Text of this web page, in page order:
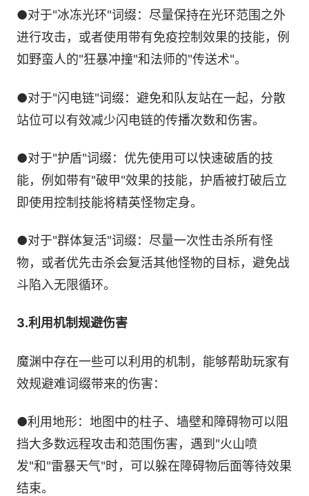
●对于"冰冻光环"词缀：尽量保持在光环范围之外
进行攻击，或者使用带有免疫控制效果的技能，例
如野蛮人的"狂暴冲撞"和法师的"传送术"。
●对于"闪电链"词缀：避免和队友站在一起，分散
站位可以有效减少闪电链的传播次数和伤害。
●对于"护盾"词缀：优先使用可以快速破盾的技
能，例如带有"破甲"效果的技能，护盾被打破后立
即使用控制技能将精英怪物定身。
●对于"群体复活"词缀：尽量一次性击杀所有怪
物，或者优先击杀会复活其他怪物的目标，避免战
斗陷入无限循环。
3.利用机制规避伤害
魔渊中存在一些可以利用的机制，能够帮助玩家有
效规避难词缀带来的伤害：
●利用地形：地图中的柱子、墙壁和障碍物可以阻
挡大多数远程攻击和范围伤害，遇到"火山喷
发"和"雷暴天气"时，可以躲在障碍物后面等待效果
结束。